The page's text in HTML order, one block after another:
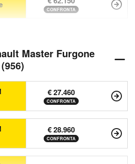
CONFRONTA
Master Furgone
€ 27.460
CONFRONTA
€ 28.960
CONFRONTA